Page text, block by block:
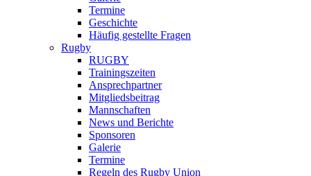
Termine
Geschichte
Häufig gestellte Fragen
Rugby
RUGBY
Trainingszeiten
Ansprechpartner
Mitgliedsbeitrag
Mannschaften
News und Berichte
Sponsoren
Galerie
Termine
Regeln des Rugby Union